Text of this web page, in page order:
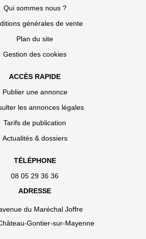
Qui sommes nous ?
générales de vente
Plan du site
Gestion des cookies
ACCÈS RAPIDE
Publier une annonce
les annonces légales
Tarifs de publication
Actualités & dossiers
TÉLÉPHONE
08 05 29 36 36
ADRESSE
du Maréchal Joffre
Gontier-sur-Mayenne